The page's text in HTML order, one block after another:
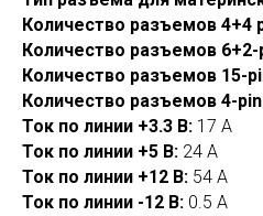
Количество разъемов 4+4
Количество разъемов 6+2-
Количество разъемов 15-
Количество разъемов 4-pin
Ток по линии +3.3 В: 17 A
Ток по линии +5 В: 24 A
Ток по линии +12 В: 54 A
Ток по линии -12 В: 0.5 A